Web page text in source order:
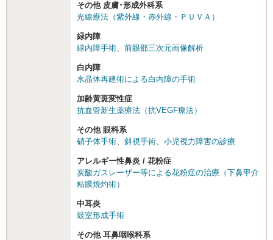
その他 皮膚･形成外科系
光線療法（紫外線・赤外線・ＰＵＶＡ）
緑内障
緑内障手術、 前眼部三次元画像解析
白内障
水晶体再建術による白内障の手術
加齢黄斑変性症
抗血管新生薬療法（抗VEGF療法）
その他 眼科系
硝子体手術、 斜視手術、 小児視力障害の診療
アレルギー性鼻炎 / 花粉症
炭酸ガスレーザー等による花粉症の治療（下鼻甲介
粘膜焼灼術）
中耳炎
鼓室形成手術
その他 耳鼻咽喉科系